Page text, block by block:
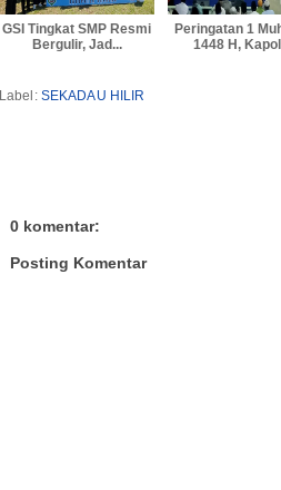
GSI Tingkat SMP Resmi
Bergulir, Jad...
Peringatan 1
1448 H,
Label: SEKADAU HILIR
0 komentar:
Posting Komentar